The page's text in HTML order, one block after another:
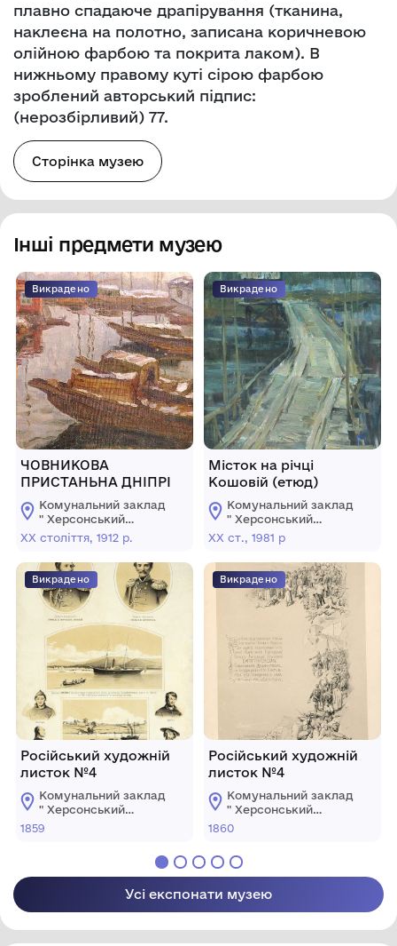
плавно спадаюче драпірування (тканина,
наклеєна на полотно, записана коричневою
олійною фарбою та покрита лаком). В
нижньому правому куті сірою фарбою
зроблений авторський підпис:
(нерозбірливий) 77.
Сторінка музею
Інші предмети музею
Викрадено
ЧОВНИКОВА
ПРИСТАНЬНА ДНІПРІ
Комунальний заклад
" Херсонський
обласний художній
музей ім.
О.О.Шовкуненка"
ХОР
ХХ століття, 1912 р.
Викрадено
Російський художній
листок №4
Комунальний заклад
" Херсонський
обласний художній
1859
Викрадено
Місток на річці
Кошовій (етюд)
Комунальний заклад
" Херсонський
обласний художній
музей ім.
О.О.Шовкуненка"
ХОР
ХХ ст., 1981 р
Викрадено
Російський художній
листок №4
Комунальний заклад
" Херсонський
обласний художній
ХОР
1860
Усі експонати музею